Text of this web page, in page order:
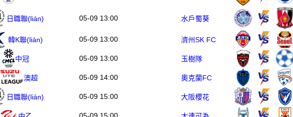
日職聯(lián) 05-09 13:00 水戶蜀葵
韓K聯(lián) 05-09 13:00 濟州SK FC
中冠 05-09 13:00 玉樹隊
澳超 05-09 14:00 奧克蘭FC
日職聯(lián) 05-09 15:00 大阪櫻花